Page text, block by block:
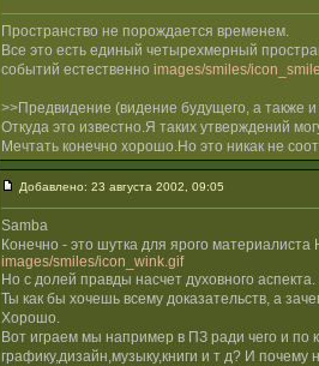
Пространство не порождается временем.
Все это есть единый четырехмерный
событий естественно images/smiles/
>>Предвидение (видение будущего, а также
Откуда это известно.Я таких утверждений
Мечтать конечно хорошо.Но это никак не
Добавлено: 23 августа 2002, 09:05
Samba
Конечно - это шутка для ярого материалиста
images/smiles/icon_wink.gif
Но с долей правды насчет духовного аспекта.
Ты как бы хочешь всему доказательств, а
Хорошо.
Вот играем мы например в ПЗ ради чего и по
графику,дизайн,музыку,книги и т д? И